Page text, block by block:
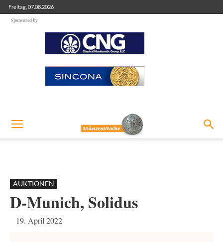
Freitag, 07.08.2026
Sponsored by
AUKTIONEN
D-Munich, Solidus
19. April 2022